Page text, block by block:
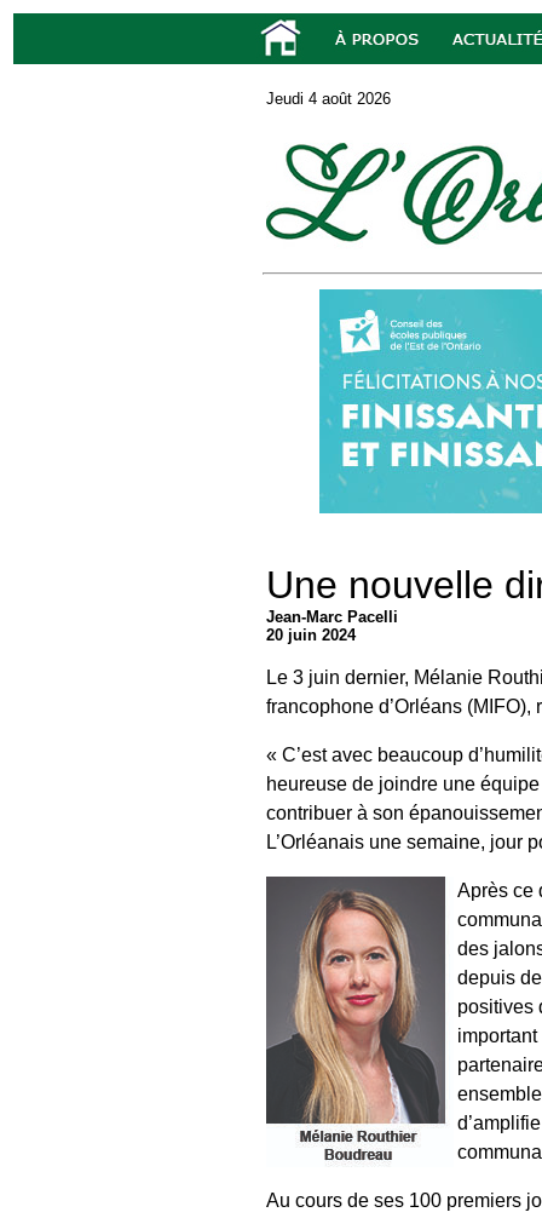
Jeudi 4 août 2026
Une nouvelle
Jean-Marc Pacelli
20 juin 2024
Le 3 juin dernier, Mélanie
francophone d’Orléans
« C’est avec beaucoup
heureuse de joindre une
contribuer à son
L’Orléanais une semaine, jour
Après ce
des
depuis
positives
Au cours de ses 100 premiers